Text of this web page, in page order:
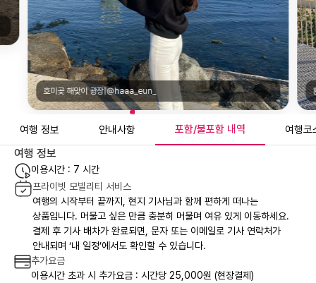
호미곶 해맞이 광장|@haaa_eun_
여행 정보 안내사항 포함/불포함 내역 여행코
여행 정보
이용시간 : 7 시간
프라이빗 모빌리티 서비스
여행의 시작부터 끝까지, 현지 기사님과 함께 편하게 떠나는
상품입니다. 머물고 싶은 만큼 충분히 머물며 여유 있게 이동하세요.
결제 후 기사 배차가 완료되면, 문자 또는 이메일로 기사 연락처가
안내되며 ‘내 일정’에서도 확인할 수 있습니다.
추가요금
이용시간 초과 시 추가요금 : 시간당 25,000원 (현장결제)